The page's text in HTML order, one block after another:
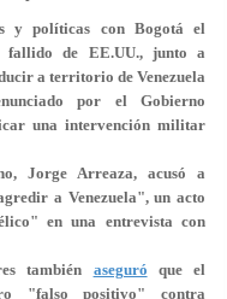
y políticas con Bogotá el
fallido de EE.UU., junto a
a territorio de Venezuela
por el Gobierno
una intervención militar
Jorge Arreaza, acusó a
a Venezuela", un acto
en una entrevista con
también aseguró que el
"falso positivo" contra